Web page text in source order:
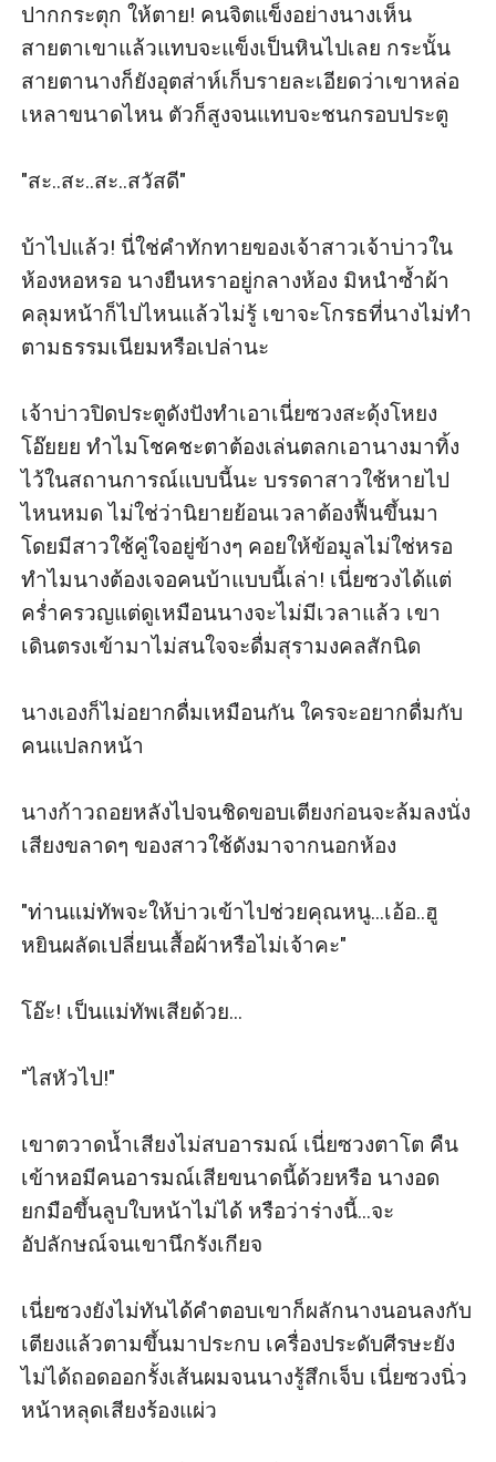
ปากกระตุก ให้ตาย! คนจิตแข็งอย่างนางเห็น
สายตาเขาแล้วแทบจะแข็งเป็นหินไปเลย กระนั้น
สายตานางก็ยังอุตส่าห์เก็บรายละเอียดว่าเขาหล่อ
เหลาขนาดไหน ตัวก็สูงจนแทบจะชนกรอบประตู
"สะ..สะ..สะ..สวัสดี"
บ้าไปแล้ว! นี่ใช่คำทักทายของเจ้าสาวเจ้าบ่าวใน
ห้องหอหรอ นางยืนหราอยู่กลางห้อง มิหนำซ้ำผ้า
คลุมหน้าก็ไปไหนแล้วไม่รู้ เขาจะโกรธที่นางไม่ทำ
ตามธรรมเนียมหรือเปล่านะ
เจ้าบ่าวปิดประตูดังปังทำเอาเนี่ยซวงสะดุ้งโหยง
โอ๊ยยย ทำไมโชคชะตาต้องเล่นตลกเอานางมาทิ้ง
ไว้ในสถานการณ์แบบนี้นะ บรรดาสาวใช้หายไป
ไหนหมด ไม่ใช่ว่านิยายย้อนเวลาต้องฟื้นขึ้นมา
โดยมีสาวใช้คู่ใจอยู่ข้างๆ คอยให้ข้อมูลไม่ใช่หรอ
ทำไมนางต้องเจอคนบ้าแบบนี้เล่า! เนี่ยซวงได้แต่
คร่ำครวญแต่ดูเหมือนนางจะไม่มีเวลาแล้ว เขา
เดินตรงเข้ามาไม่สนใจจะดื่มสุรามงคลสักนิด
นางเองก็ไม่อยากดื่มเหมือนกัน ใครจะอยากดื่มกับ
คนแปลกหน้า
นางก้าวถอยหลังไปจนชิดขอบเตียงก่อนจะล้มลงนั่ง
เสียงขลาดๆ ของสาวใช้ดังมาจากนอกห้อง
"ท่านแม่ทัพจะให้บ่าวเข้าไปช่วยคุณหนู...เอ้อ..ฮู
หยินผลัดเปลี่ยนเสื้อผ้าหรือไม่เจ้าคะ"
โอ๊ะ! เป็นแม่ทัพเสียด้วย...
"ไสหัวไป!"
เขาตวาดน้ำเสียงไม่สบอารมณ์ เนี่ยซวงตาโต คืน
เข้าหอมีคนอารมณ์เสียขนาดนี้ด้วยหรือ นางอด
ยกมือขึ้นลูบใบหน้าไม่ได้ หรือว่าร่างนี้...จะ
อัปลักษณ์จนเขานึกรังเกียจ
เนี่ยซวงยังไม่ทันได้คำตอบเขาก็ผลักนางนอนลงกับ
เตียงแล้วตามขึ้นมาประกบ เครื่องประดับศีรษะยัง
ไม่ได้ถอดออกรั้งเส้นผมจนนางรู้สึกเจ็บ เนี่ยซวงนิ่ว
หน้าหลุดเสียงร้องแผ่ว